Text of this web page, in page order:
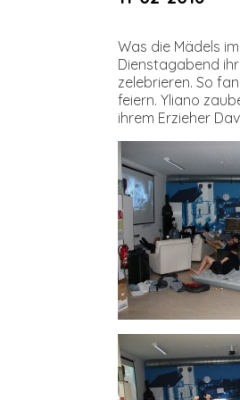
Was die Mädels
Dienstagabend
zelebrieren. So
feiern. Yliano
ihrem Erzieher